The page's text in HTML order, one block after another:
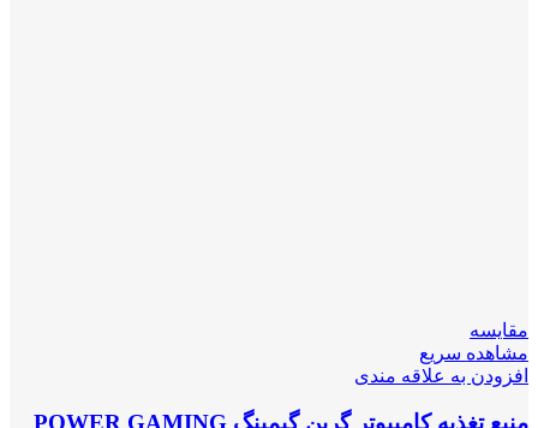
مقایسه
مشاهده سریع
افزودن به علاقه مندی
منبع تغذیه کامپیوتر گرین گیمینگ POWER GAMING